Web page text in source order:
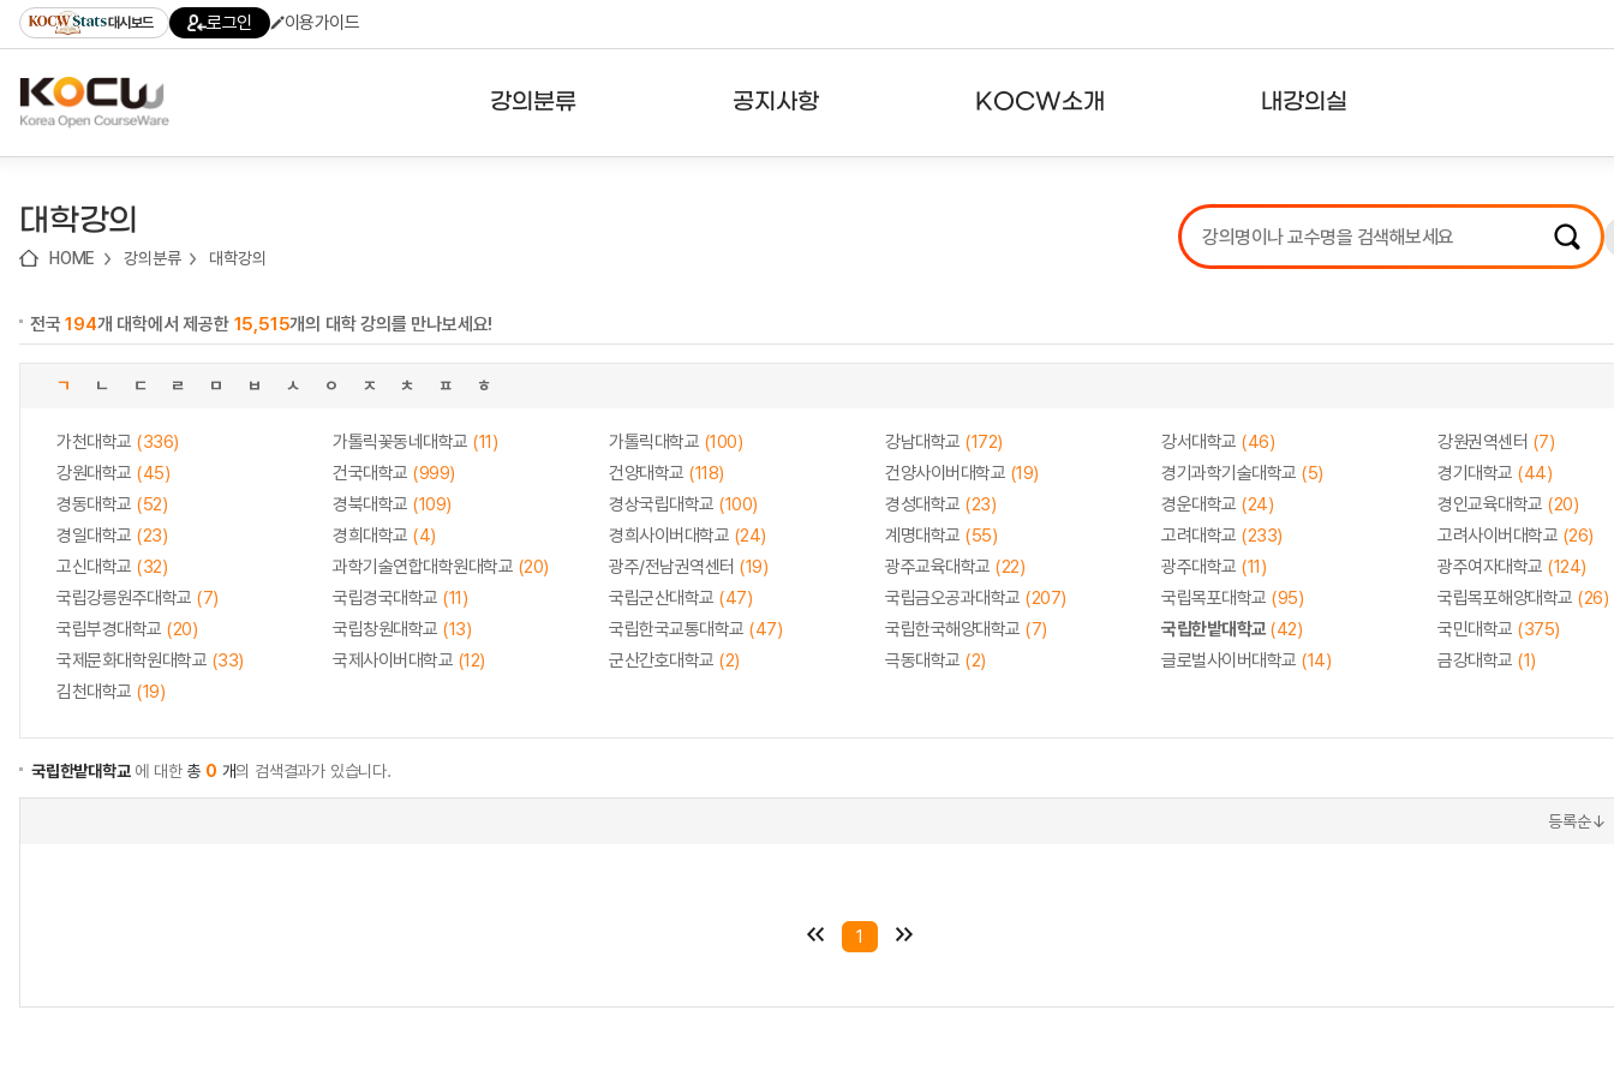
기
기
기
content)
가
대시보드 로그인 이용가이드
강의분류 공지사항 KOCW소개 내강의실
강의리스트
수강확인증강의
대학강의
HOME 강의분류 대학강의
전국194개 대학에서 제공한 15,515개의 대학 강의를 만나보세요!
ㄱ ㄴ ㄷ ㄹ ㅁ ㅂ ㅅ ㅇ ㅈ ㅊ ㅍ ㅎ
가천대학교 (336) 가톨릭꽃동네대학교 (11) 가톨릭대학교 (100) 강남대학교 (172) 강서대학교 (46) 강원권역센터 (7)
강원대학교 (45) 건국대학교 (999) 건양대학교 (118) 건양사이버대학교 (19) 경기과학기술대학교 (5) 경기대학교 (44)
경동대학교 (52) 경북대학교 (109) 경상국립대학교 (100) 경성대학교 (23) 경운대학교 (24) 경인교육대학교 (20)
경일대학교 (23) 경희대학교 (4) 경희사이버대학교 (24) 계명대학교 (55) 고려대학교 (233) 고려사이버대학교 (26)
고신대학교 (32) 과학기술연합대학원대학교 (20) 광주/전남권역센터 (19) 광주교육대학교 (22) 광주대학교 (11) 광주여자대학교 (124)
국립강릉원주대학교 (7) 국립경국대학교 (11) 국립군산대학교 (47) 국립금오공과대학교 (207) 국립목포대학교 (95) 국립목포해양대학교 (26)
국립부경대학교 (20) 국립창원대학교 (13) 국립한국교통대학교 (47) 국립한국해양대학교 (7) 국립한밭대학교(42) 국민대학교 (375)
국제문화대학원대학교 (33) 국제사이버대학교 (12) 군산간호대학교 (2) 극동대학교 (2) 글로벌사이버대학교 (14) 금강대학교 (1)
김천대학교 (19)
국립한밭대학교에 대한총 0 개의 검색결과가 있습니다.
등록순↓
1